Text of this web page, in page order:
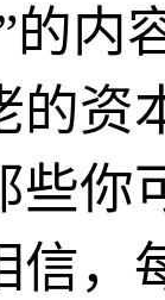
的内
的资
些你
信，